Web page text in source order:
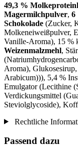
49,3 %
Magermilchpulver, 6
Schokolade (Zucker,
Molkeneiweißpulver,
Vanille-Aroma), 15 %
Weizenmalzmehl,
Aroma),
Arabicum))), 5,4 %
Emulgator (Lecithine
Verdickungsmittel
Steviolglycoside),
Rechtliche
Passend dazu